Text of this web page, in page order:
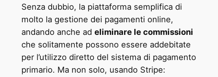
Senza dubbio, la piattaforma semplifica di
molto la gestione dei pagamenti online,
andando anche ad eliminare le commissioni
che solitamente possono essere addebitate
per l’utilizzo diretto del sistema di pagamento
primario. Ma non solo, usando Stripe: